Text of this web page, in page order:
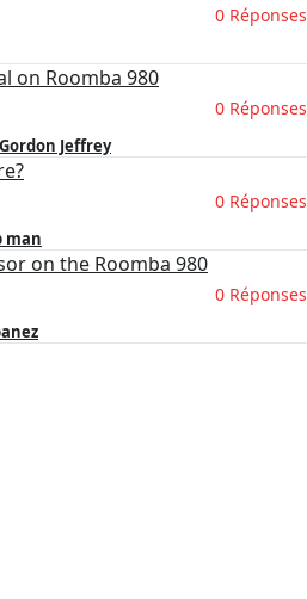
0 Réponses
on Roomba 980
0 Réponses
Gordon Jeffrey
0 Réponses
man
on the Roomba 980
0 Réponses